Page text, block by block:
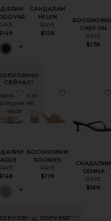
САНДАЛИИ
HELEN
RAYE
$158
CHIFFON
RAYE
$178
ANI
СЕЙЧАС!
5 раз за
48
часов
избранноеСАНДАЛИИ
БОСОНОЖКИ
SOOKIES
RAYE
$178
САНДАЛИИ
GEMMA
RAYE
$168
ПОПУЛЯРНО